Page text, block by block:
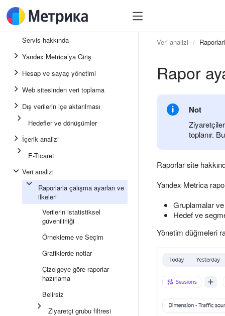
Servis hakkında
Yandex Metrica’ya Giriş
Hesap ve sayaç yönetimi
Web sitesinden veri toplama
Dış verilerin içe aktarılması
Hedefler ve dönüşümler
İçerik analizi
E-Ticaret
Veri analizi
Raporlarla çalışma ayarları ve
ilkeleri
Verilerin istatistiksel
güvenilirliği
Örnekleme ve Seçim
Grafiklerde notlar
Çizelgeye göre raporlar
hazırlama
Belirsiz
Ziyaretçi grubu filtresi
Veri analizi
Rapor
Not
toplanır.
Raporlar site
Yandex Metrica
Gruplamalar
Hedef ve
Yönetim düğmeleri